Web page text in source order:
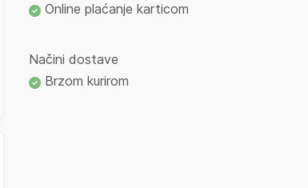
Online plaćanje karticom
Načini dostave
Brzom kurirom